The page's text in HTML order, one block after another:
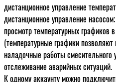
дистанционное управление
дистанционное управление насосом;
просмотр температурных графиков
(температурные графики
наладочные работы смесительного
отслеживание аварийных ситуаций.
К одному аккаунту можно